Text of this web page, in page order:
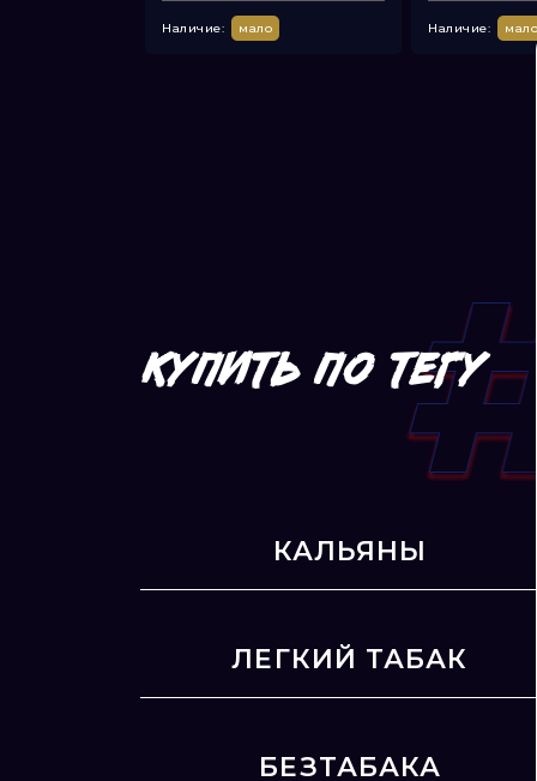
Наличие: мало Наличие: мало
КУПИТЬ ПО ТЕГУ
КАЛЬЯНЫ
ЛЕГКИЙ ТАБАК
БЕЗТАБАКА